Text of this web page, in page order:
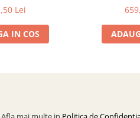
982231-100
Lei
IN COS